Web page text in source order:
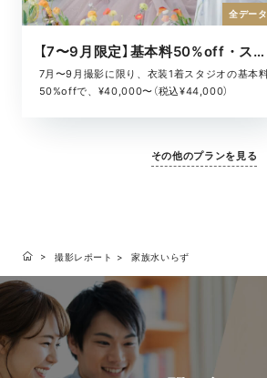
【7〜9月限定】基本料50%off・スタジオキャンペーン
7月〜9月撮影に限り、衣装1着スタジオの基本
50%offで、¥40,000〜（税込¥44,000）
全デー
その他のプランを見る
撮影レポート 家族水いらず